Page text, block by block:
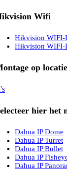
Wifi
Hikvision WIFI-
Hikvision WIFI-
op
hier het
Dahua IP Dome
Dahua IP Turret
Dahua IP Bullet
Dahua IP
Dahua IP